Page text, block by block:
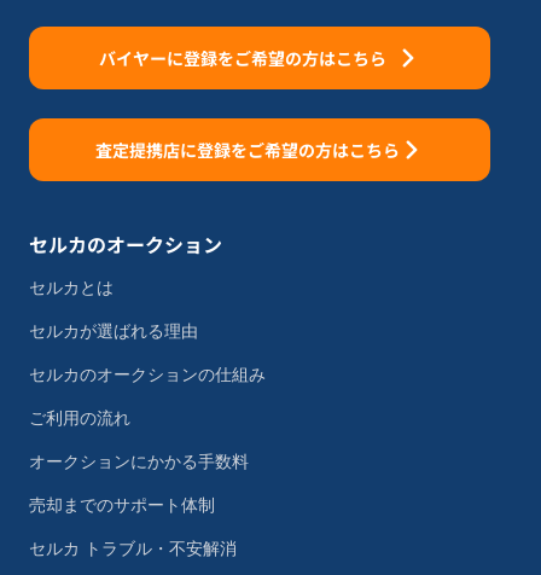
バイヤーに登録をご希望の方はこちら
査定提携店に登録をご希望の方はこちら
セルカのオークション
セルカとは
セルカが選ばれる理由
セルカのオークションの仕組み
ご利用の流れ
オークションにかかる手数料
売却までのサポート体制
セルカ トラブル・不安解消